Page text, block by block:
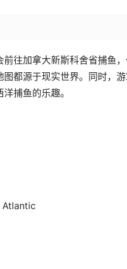
往加拿大新斯科舍省捕鱼
都源于现实世界。同时，
捕鱼的乐趣。